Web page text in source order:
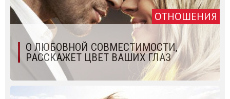
ОТНОШЕНИЯ
О ЛЮБОВНОЙ СОВМЕСТИМОСТИ,
РАССКАЖЕТ ЦВЕТ ВАШИХ ГЛАЗ